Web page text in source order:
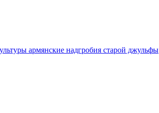
армянские надгробия старой джульфы